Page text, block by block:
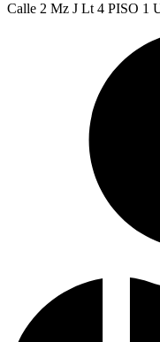
Calle 2 Mz J Lt 4 PISO 1